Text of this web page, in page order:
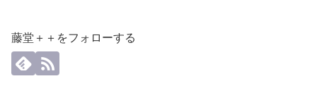
藤堂＋＋をフォローする